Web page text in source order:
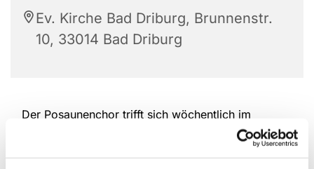
Ev. Kirche Bad Driburg, Brunnenstr.
10, 33014 Bad Driburg
Der Posaunenchor trifft sich wöchentlich im